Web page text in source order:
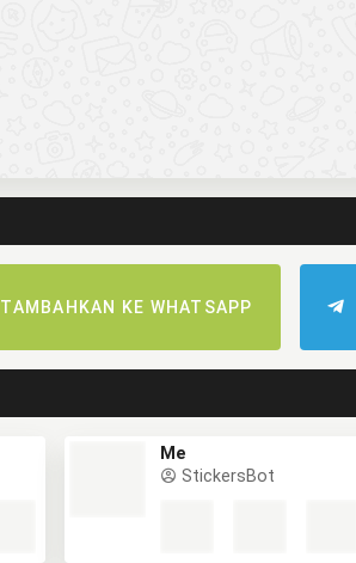
TAMBAHKAN KE WHATSAPP
Me
StickersBot